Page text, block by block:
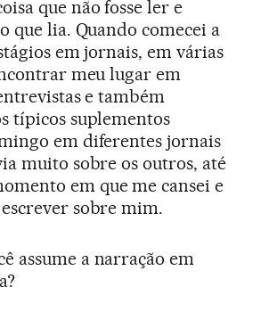
que não fosse ler e
que lia. Quando comecei a
em jornais, em várias
meu lugar em
e também
típicos suplementos
em diferentes jornais
muito sobre os outros, até
em que me cansei e
sobre mim.
assume a narração em